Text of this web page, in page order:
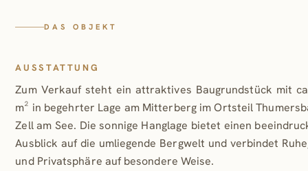
DAS OBJEKT
AUSSTATTUNG
Zum Verkauf steht ein attraktives Baugrundstück mit
m² in begehrter Lage am Mitterberg im Ortsteil
Zell am See. Die sonnige Hanglage bietet einen
Ausblick auf die umliegende Bergwelt und verbindet
und Privatsphäre auf besondere Weise.